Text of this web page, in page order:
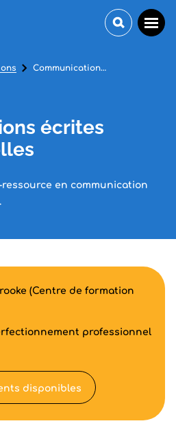
écrites
en communication
Communications écrites professionnelles
(Centre de formation
professionnel
disponibles